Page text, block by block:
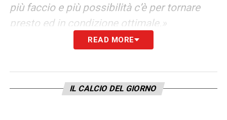
più faccio e più possibilità c’è per tornare
presto ed in condizione ottimale.»
–«Li ho ricevuti anche da gente
messaggio dell’Inter mi ha fatto piacere,
siamo rivali ma quando succedono queste
READ MORE
IL CALCIO DEL GIORNO